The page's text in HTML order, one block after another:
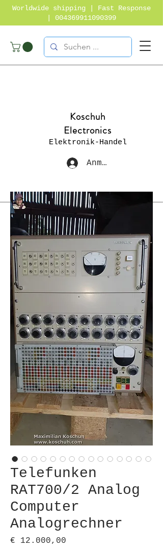
Worldwide shipping | Fast Response
004369911090399
Koschuh
Electronics
Elektronik-Handel
Anmelden
Telefunken
RAT700/2 Analog
Computer
Analogrechner
€ 12.000,00